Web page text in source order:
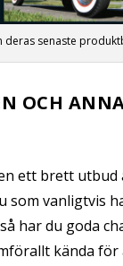
deras senaste
OCH
ett brett utbud
som vanligtvis
har du goda
kända för